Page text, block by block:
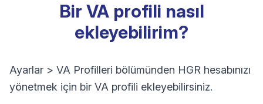
Bir VA profili nasıl
ekleyebilirim?
Ayarlar > VA Profilleri bölümünden HGR hesabınızı
yönetmek için bir VA profili ekleyebilirsiniz.